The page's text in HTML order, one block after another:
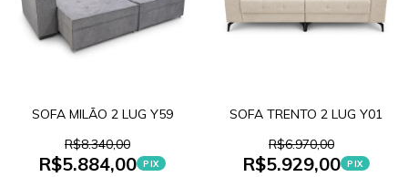
SOFA MILÃO 2 LUG Y59
R$8.340,00
R$5.884,00 PIX
SOFA TRENTO 2 LUG Y01
R$6.970,00
R$5.929,00 PIX